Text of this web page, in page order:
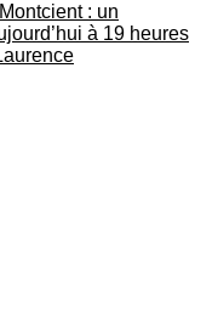
: un
à 19 heures